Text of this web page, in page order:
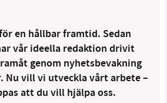
en hållbar framtid. Sedan
vår ideella redaktion drivit
genom nyhetsbevakning
Nu vill vi utveckla vårt arbete –
att du vill hjälpa oss.